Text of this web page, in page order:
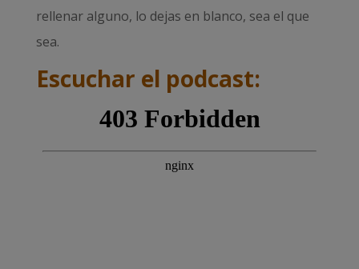
rellenar alguno, lo dejas en blanco, sea el que
sea.
Escuchar el podcast: